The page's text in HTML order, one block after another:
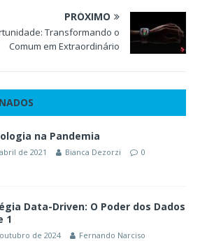
PRÓXIMO
Transformando o
Comum em Extraordinário
na Pandemia
de 2021 Bianca Dezorzi 0
Data-Driven: O Poder dos Dados
1
de 2024
Fernando Narciso